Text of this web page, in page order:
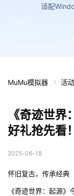
适配
MuMu模拟器 活
《奇迹世
好礼抢先看！
2025-06-18
怀旧复古，传承经典
《奇迹世界：起源》